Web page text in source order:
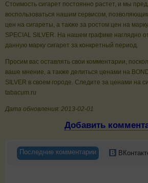
Стоимость сигарет постоянно растет, и мы
воспользоваться нашим сервисом,
цен на сигареты, а также за ростом цен на
SPECIAL SILVER. На нашем графике наглядно
данную марку сигарет за конкретный период.
Просим вас оставлять свои комментарии,
ваше мнение, а также делиться ценами на
SILVER в своем городе. Следите за ценами на
tabacum.ru
Дата обновления: 2013-02-01
Добавить
Последние комментарии